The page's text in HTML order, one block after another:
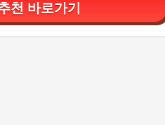
천 바로가기